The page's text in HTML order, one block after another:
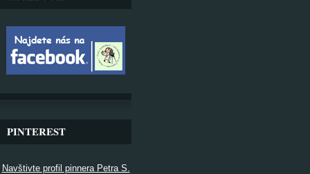
PINTEREST
Navštivte profil pinnera Petra S.